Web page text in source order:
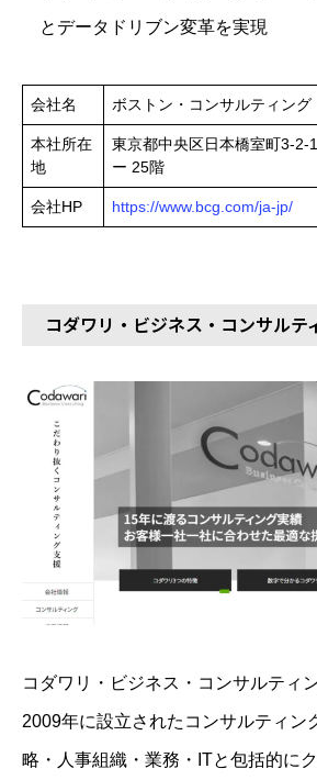
とデータドリブン変革を実現
会社名 ボストン・コンサルティング
本社所在
地
東京都中央区日本橋室町
ー 25階
会社HP https://www.bcg.com/ja-jp/
コダワリ・ビジネス・コンサルテ
コダワリ・ビジネス・コンサルティ
2009年に設立されたコンサルティン
略・人事組織・業務・ITと包括的に